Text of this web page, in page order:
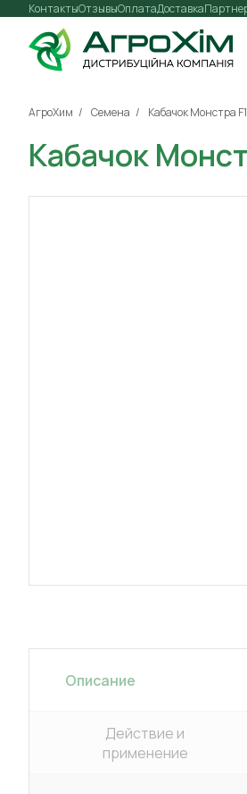
Контакты Оплата
Отзывы Доставка
АгроХим Семена Кабачок Монстра
Кабачок
Описание
Действие и
применение